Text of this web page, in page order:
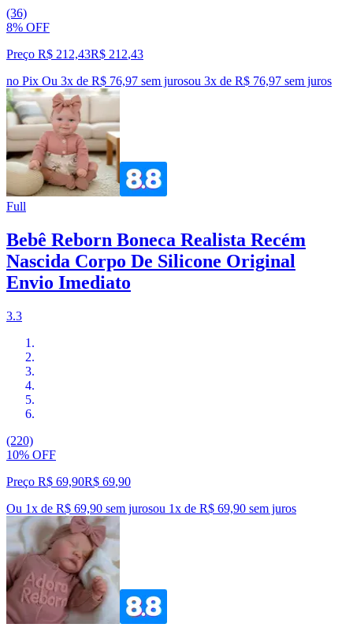
(36)
8% OFF
Preço R$ 212,43R$ 212,43
no Pix Ou 3x de R$ 76,97 sem jurosou 3x de R$ 76,97 sem juros
Full
Bebê Reborn Boneca Realista Recém
Nascida Corpo De Silicone Original
Envio Imediato
3.3
(220)
10% OFF
Preço R$ 69,90R$ 69,90
Ou 1x de R$ 69,90 sem jurosou 1x de R$ 69,90 sem juros